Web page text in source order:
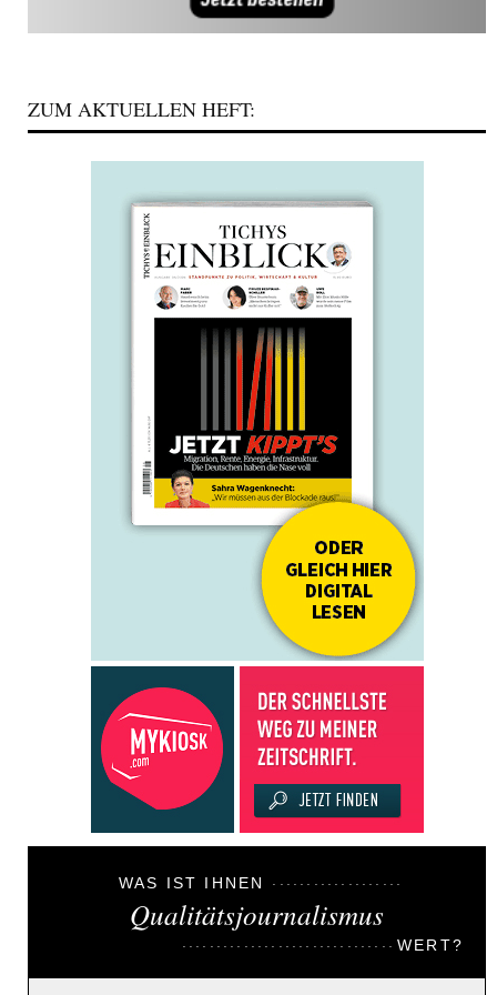
ZUM AKTUELLEN HEFT:
WAS IST IHNEN
Qualitätsjournalismus
WERT?